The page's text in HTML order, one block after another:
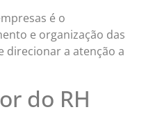
é o
e organização das
direcionar a atenção a
do RH